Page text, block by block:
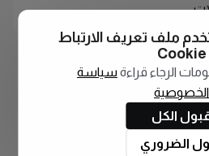
ملف تعريف الارتباط
Cookie
الرجاء قراءة سياسة
الخصوصية
الكل
الضروري